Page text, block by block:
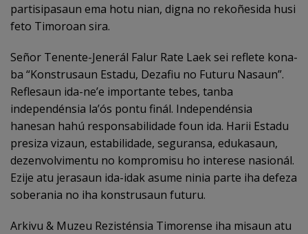
partisipasaun ema hotu nian, digna no rekoñesida husi
feto Timoroan sira.
Señor Tenente-Jenerál Falur Rate Laek sei reflete kona-
ba “Konstrusaun Estadu, Dezafiu no Futuru Nasaun”.
Reflesaun ida-ne’e importante tebes, tanba
independénsia la’ós pontu finál. Independénsia
hanesan hahú responsabilidade foun ida. Harii Estadu
presiza vizaun, estabilidade, seguransa, edukasaun,
dezenvolvimentu no kompromisu ho interese nasionál.
Ezije atu jerasaun ida-idak asume ninia parte iha defeza
soberania no iha konstrusaun futuru.
Arkivu & Muzeu Rezisténsia Timorense iha misaun atu